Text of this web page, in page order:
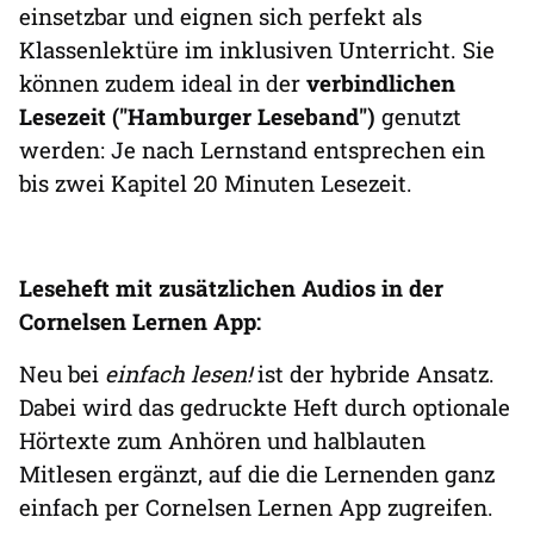
einsetzbar und eignen sich perfekt als
Klassenlektüre im inklusiven Unterricht. Sie
können zudem ideal in der verbindlichen
Lesezeit ("Hamburger Leseband") genutzt
werden: Je nach Lernstand entsprechen ein
bis zwei Kapitel 20 Minuten Lesezeit.
Leseheft mit zusätzlichen Audios in der
Cornelsen Lernen App:
Neu bei einfach lesen!ist der hybride Ansatz.
Dabei wird das gedruckte Heft durch optionale
Hörtexte zum Anhören und halblauten
Mitlesen ergänzt, auf die die Lernenden ganz
einfach per Cornelsen Lernen App zugreifen.